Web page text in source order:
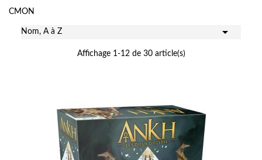
CMON
Nom, A à Z 
Affichage 1-12 de 30 article(s)